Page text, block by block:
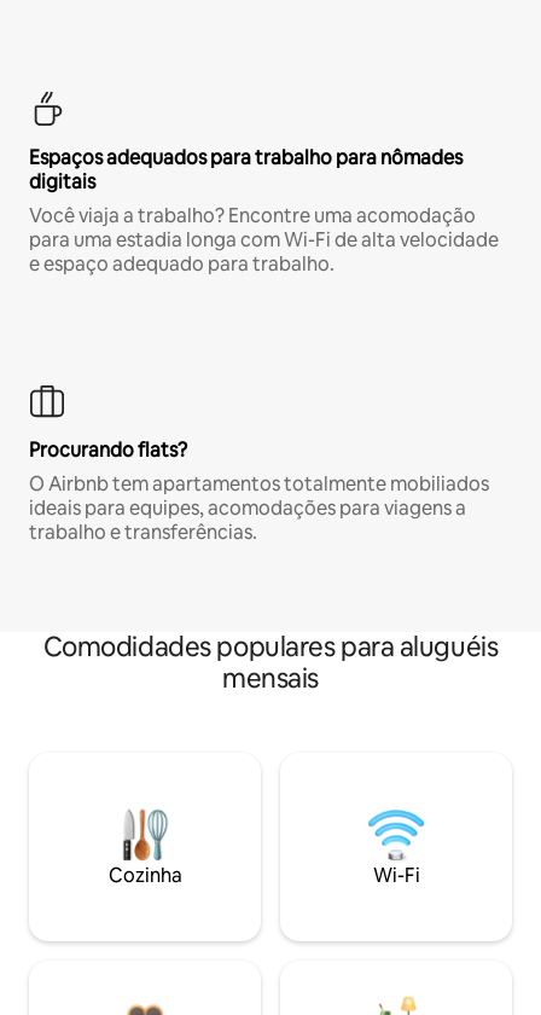
Espaços adequados para trabalho para nômades
digitais
Você viaja a trabalho? Encontre uma acomodação
para uma estadia longa com Wi-Fi de alta velocidade
e espaço adequado para trabalho.
Procurando flats?
O Airbnb tem apartamentos totalmente mobiliados
ideais para equipes, acomodações para viagens a
trabalho e transferências.
Comodidades populares para aluguéis
mensais
Cozinha Wi-Fi